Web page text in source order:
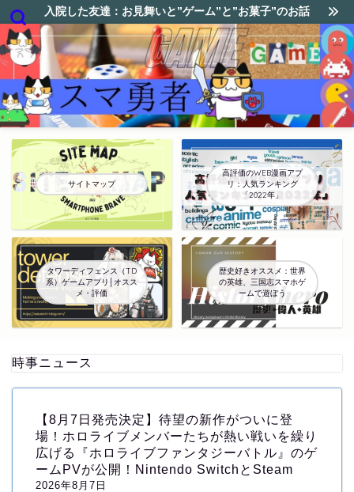
入院した友達：お見舞いと”ゲーム”と”お菓子”のお話
サイトマップ
高評価のWEB漫画アプ
リ：人気ランキング
「2022年」
タワーディフェンス（TD
系）ゲームアプリ│オスス
メ・評価
歴史好きオススメ：世界
の英雄、三国志スマホゲ
ームで遊ぼう
時事ニュース
【8月7日発売決定】待望の新作がついに登
場！ホロライブメンバーたちが熱い戦いを繰り
広げる『ホロライブファンタジーバトル』のゲ
ームPVが公開！Nintendo SwitchとSteam
2026年8月7日